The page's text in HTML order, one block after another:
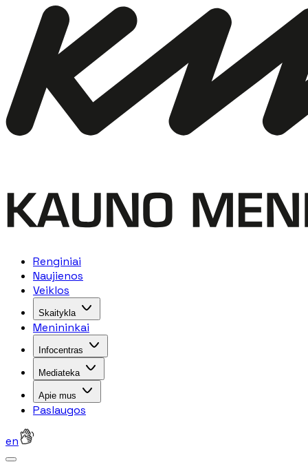
Renginiai
Naujienos
Veiklos
Skaitykla
Menininkai
Infocentras
Mediateka
Apie mus
Paslaugos
en